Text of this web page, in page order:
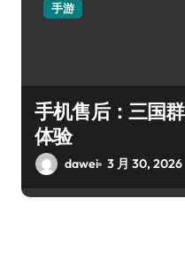
手游
手机售后：三国
体验
dawei 3 月 30, 2026